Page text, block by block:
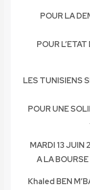
POUR LA
POUR
LES TUNISIENS
POUR UNE
MARDI 13 JUIN
A LA
Khaled BEN